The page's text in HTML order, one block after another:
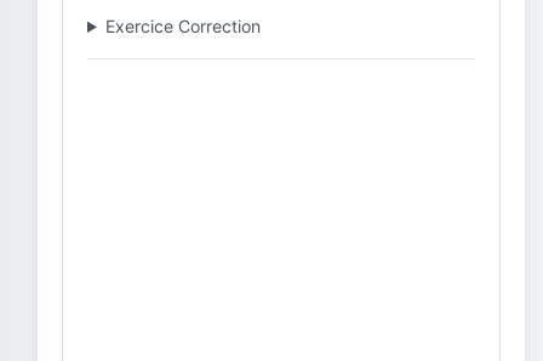
Exercice Correction